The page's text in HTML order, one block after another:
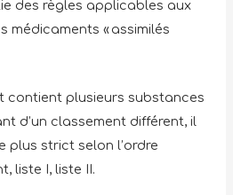
des règles applicables aux
médicaments « assimilés
contient plusieurs substances
d’un classement différent, il
plus strict selon l’ordre
liste I, liste II.